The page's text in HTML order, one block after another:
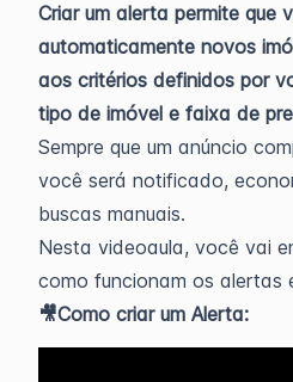
Criar um alerta permite que
automaticamente novos
aos critérios definidos por
tipo de imóvel e faixa de
Sempre que um anúncio
você será notificado,
buscas manuais.
Nesta videoaula, você vai
como funcionam os alertas
🎥Como criar um Alerta: